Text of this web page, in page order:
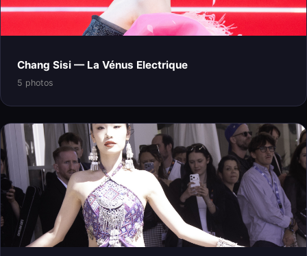
Chang Sisi — La Vénus Electrique
5 photos